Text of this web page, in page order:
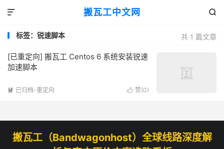
搬瓦工中文网 

共 1 篇文章
标签：锐速脚本
[已重定向] 搬瓦工 Centos 6 系统安装锐速
加速脚本
 赞(0)
 已归档-重定向
搬瓦工（Bandwagonhost）全球线路深度解